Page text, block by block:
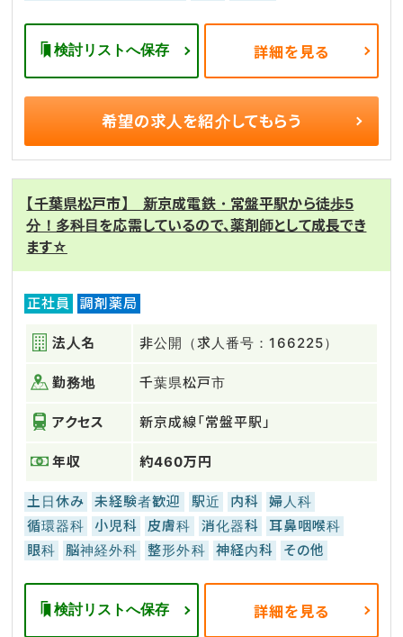
検討リストへ保存 詳細を見る
希望の求人を紹介してもらう
【千葉県松戸市】 新京成電鉄・常盤平駅から徒歩5
分！多科目を応需しているので、薬剤師として成長でき
ます☆
正社員 調剤薬局
法人名 非公開（求人番号：166225）
勤務地 千葉県松戸市
アクセス 新京成線「常盤平駅」
年収 約460万円
土日休み 未経験者歓迎 駅近 内科
婦人科
循環器科
小児科 皮膚科 消化器科
耳鼻咽喉科
眼科
脳神経外科 整形外科 神経内科 その他
検討リストへ保存 詳細を見る